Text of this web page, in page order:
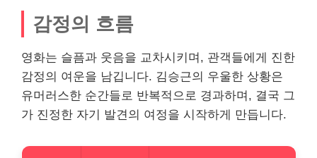
감정의 흐름
영화는 슬픔과 웃음을 교차시키며, 관객들에게 진한
감정의 여운을 남깁니다. 김승근의 우울한 상황은
유머러스한 순간들로 반복적으로 경과하며, 결국 그
가 진정한 자기 발견의 여정을 시작하게 만듭니다.